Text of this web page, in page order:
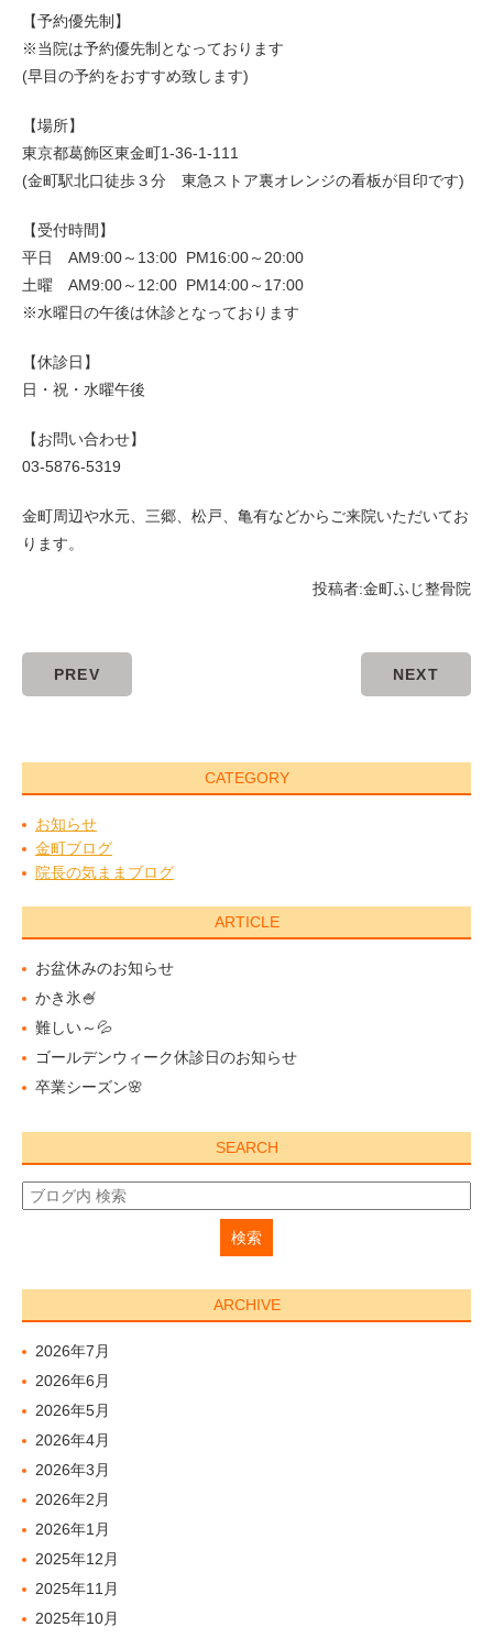
【予約優先制】
※当院は予約優先制となっております
(早目の予約をおすすめ致します)
【場所】
東京都葛飾区東金町1-36-1-111
(金町駅北口徒歩３分 東急ストア裏オレンジの看板が目印です)
【受付時間】
平日 AM9:00～13:00 PM16:00～20:00
土曜 AM9:00～12:00 PM14:00～17:00
※水曜日の午後は休診となっております
【休診日】
日・祝・水曜午後
【お問い合わせ】
03-5876-5319
金町周辺や水元、三郷、松戸、亀有などからご来院いただいてお
ります。
投稿者:金町ふじ整骨院
PREV NEXT
CATEGORY
お知らせ
金町ブログ
院長の気ままブログ
ARTICLE
お盆休みのお知らせ
かき氷🍧
難しい～💦
ゴールデンウィーク休診日のお知らせ
卒業シーズン🌸
SEARCH
ARCHIVE
2026年7月
2026年6月
2026年5月
2026年4月
2026年3月
2026年2月
2026年1月
2025年12月
2025年11月
2025年10月